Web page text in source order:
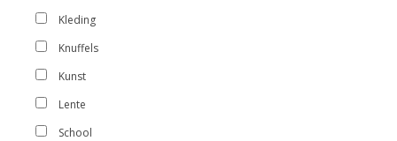
Kleding
Knuffels
Kunst
Lente
School